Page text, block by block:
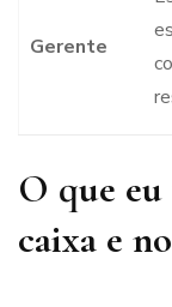
Gerente
O que
caixa e